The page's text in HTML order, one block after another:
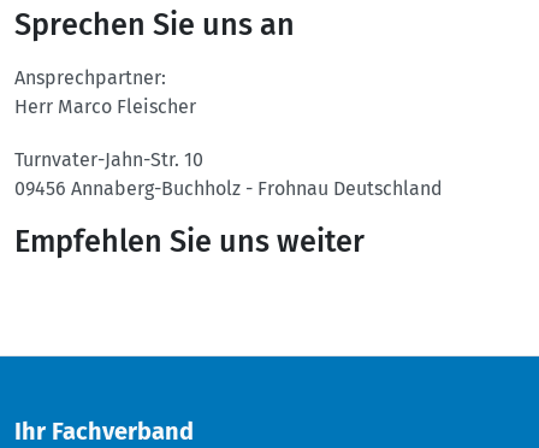
Sprechen Sie uns an
Ansprechpartner:
Herr Marco Fleischer
Turnvater-Jahn-Str. 10
09456 Annaberg-Buchholz - Frohnau Deutschland
Empfehlen Sie uns weiter
Ihr Fachverband